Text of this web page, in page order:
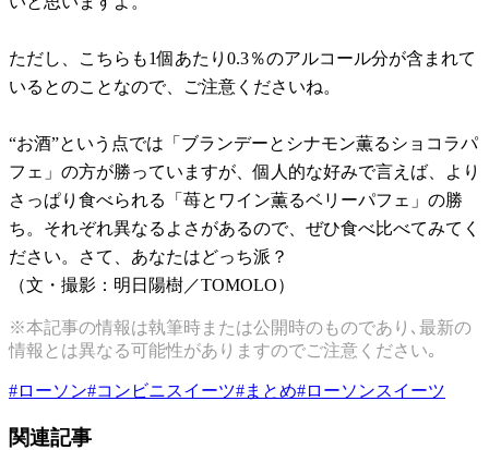
ただし、こちらも1個あたり0.3％のアルコール分が含まれて
いるとのことなので、ご注意くださいね。
“お酒”という点では「ブランデーとシナモン薫るショコラパ
フェ」の方が勝っていますが、個人的な好みで言えば、より
さっぱり食べられる「苺とワイン薫るベリーパフェ」の勝
ち。それぞれ異なるよさがあるので、ぜひ食べ比べてみてく
ださい。さて、あなたはどっち派？
（文・撮影：明日陽樹／TOMOLO）
※本記事の情報は執筆時または公開時のものであり､最新の
情報とは異なる可能性がありますのでご注意ください｡
#ローソン#コンビニスイーツ#まとめ#ローソンスイーツ
関連記事